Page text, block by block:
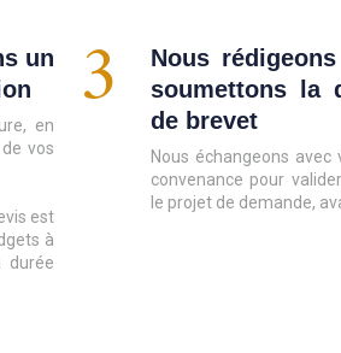
un
en
vos
est
à
durée
3
Nous
soumettons la
de brevet
Nous échangeons avec
convenance pour
le projet de demande,